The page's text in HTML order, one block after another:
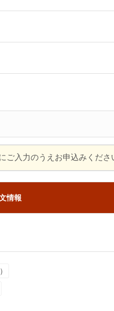
ご入力のうえお申込みくださ
情報